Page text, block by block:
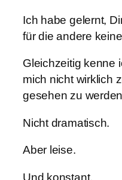
Ich habe gelernt,
für die andere
Gleichzeitig kenne
mich nicht wirklich
gesehen zu
Nicht dramatisch.
Aber leise.
Und konstant.